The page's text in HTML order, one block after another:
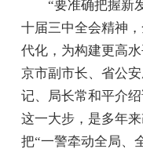
“要准确把握新发
十届三中全会精神
代化，为构建更高
京市副市长、省公
记、局长常和平介
这一大步，是多年
把“一警牵动全局、